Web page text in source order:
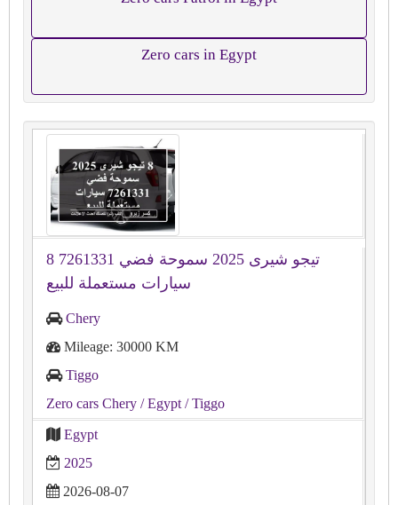
Zero cars in Egypt
8 تيجو شيرى 2025 سموحة فضي 7261331
سيارات مستعملة للبيع
Chery
Mileage: 30000 KM
Tiggo
Zero cars Chery / Egypt / Tiggo
Egypt
2025
2026-08-07